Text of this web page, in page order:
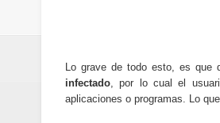
Lo grave de todo esto, es que
infectado , por lo cual el
aplicaciones o programas. Lo